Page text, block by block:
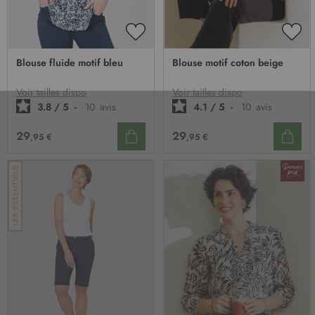
AJOUTER
D’ENVIE
Blouse fluide motif bleu
Voir tailles dispo
3.8 / 5 - 10 avis
29,95 €
Blouse motif coton beige
Voir tailles dispo
4.1 / 5 - 10 avis
29,95 €